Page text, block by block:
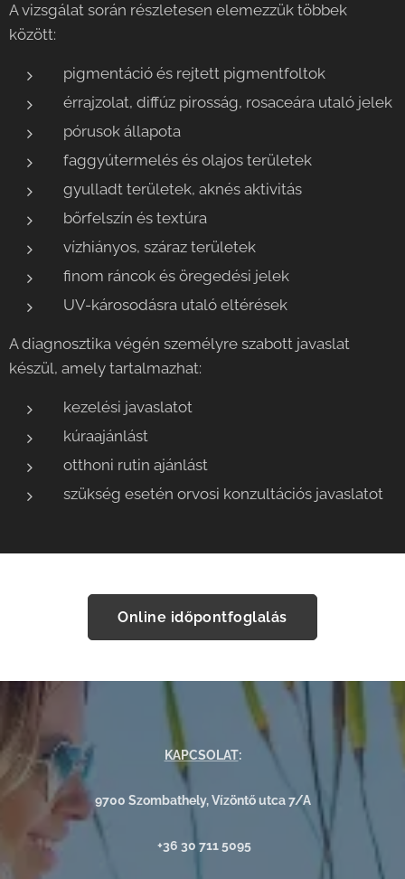
A vizsgálat során részletesen elemezzük többek
között:
pigmentáció és rejtett pigmentfoltok
érrajzolat, diffúz pirosság, rosaceára utaló jelek
pórusok állapota
faggyútermelés és olajos területek
gyulladt területek, aknés aktivitás
bőrfelszín és textúra
vízhiányos, száraz területek
finom ráncok és öregedési jelek
UV-károsodásra utaló eltérések
A diagnosztika végén személyre szabott javaslat
készül, amely tartalmazhat:
kezelési javaslatot
kúraajánlást
otthoni rutin ajánlást
szükség esetén orvosi konzultációs javaslatot
Online időpontfoglalás
KAPCSOLAT:
9700 Szombathely, Vízöntő utca 7/A
+36 30 711 5095